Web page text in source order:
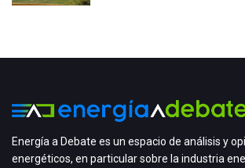
Energía a Debate es un espacio de análisis y
energéticos, en particular sobre la industria